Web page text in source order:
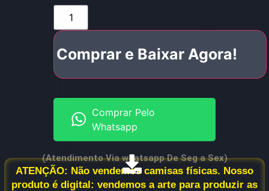
Comprar e Baixar Agora!
Comprar Pelo
Whatsapp
(Atendimento Via whatsapp De Seg a Sex)
ATENÇÃO: Não vendemos camisas físicas. Nosso
produto é digital: vendemos a arte para produzir as